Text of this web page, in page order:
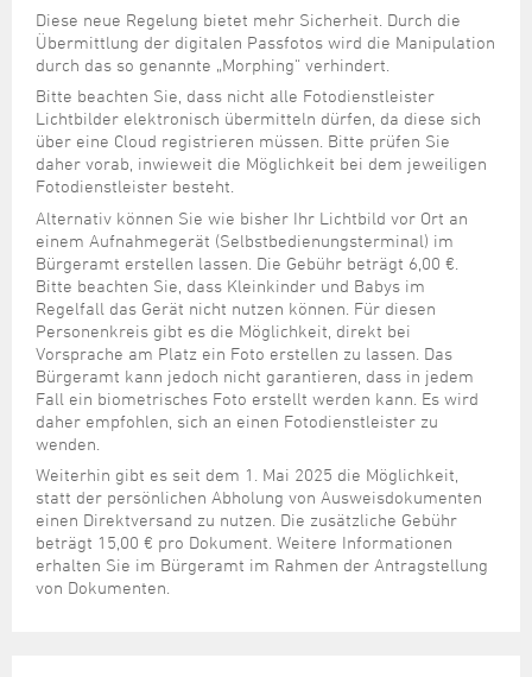
Diese neue Regelung bietet mehr Sicherheit. Durch die
Übermittlung der digitalen Passfotos wird die Manipulation
durch das so genannte „Morphing“ verhindert.
Bitte beachten Sie, dass nicht alle Fotodienstleister
Lichtbilder elektronisch übermitteln dürfen, da diese sich
über eine Cloud registrieren müssen. Bitte prüfen Sie
daher vorab, inwieweit die Möglichkeit bei dem jeweiligen
Fotodienstleister besteht.
Alternativ können Sie wie bisher Ihr Lichtbild vor Ort an
einem Aufnahmegerät (Selbstbedienungsterminal) im
Bürgeramt erstellen lassen. Die Gebühr beträgt 6,00 €.
Bitte beachten Sie, dass Kleinkinder und Babys im
Regelfall das Gerät nicht nutzen können. Für diesen
Personenkreis gibt es die Möglichkeit, direkt bei
Vorsprache am Platz ein Foto erstellen zu lassen. Das
Bürgeramt kann jedoch nicht garantieren, dass in jedem
Fall ein biometrisches Foto erstellt werden kann. Es wird
daher empfohlen, sich an einen Fotodienstleister zu
wenden.
Weiterhin gibt es seit dem 1. Mai 2025 die Möglichkeit,
statt der persönlichen Abholung von Ausweisdokumenten
einen Direktversand zu nutzen. Die zusätzliche Gebühr
beträgt 15,00 € pro Dokument. Weitere Informationen
erhalten Sie im Bürgeramt im Rahmen der Antragstellung
von Dokumenten.